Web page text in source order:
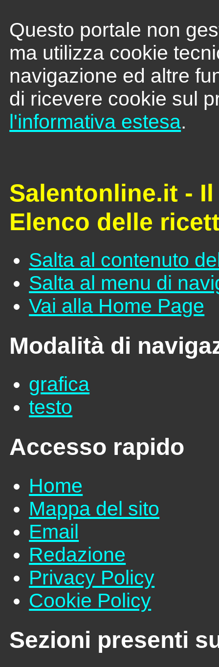
Questo portale non
ma utilizza cookie
navigazione ed altre
di ricevere cookie sul
l'informativa estesa.
Salentonline.it -
Elenco delle
Salta al contenuto
Salta al menu di
Vai alla Home Page
Modalità di
grafica
testo
Accesso rapido
Home
Mappa del sito
Email
Redazione
Privacy Policy
Cookie Policy
Sezioni presenti